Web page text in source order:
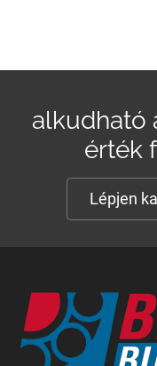
alkudható
érték
Lépjen